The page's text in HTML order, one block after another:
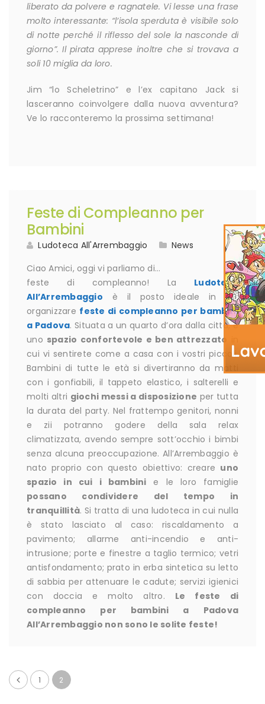
liberato da polvere e ragnatele. Vi lesse una frase
molto interessante: “l’isola sperduta è visibile solo
di notte perché il riflesso del sole la nasconde di
giorno”. Il pirata apprese inoltre che si trovava a
soli 10 miglia da loro.
Jim “lo Scheletrino” e l’ex capitano Jack si
lasceranno coinvolgere dalla nuova avventura?
Ve lo racconteremo la prossima settimana!
Feste di Compleanno per
Bambini
Ludoteca All'Arrembaggio
News
Ciao Amici, oggi vi parliamo di…
feste di compleanno! La Ludoteca
All’Arrembaggio è il posto ideale in cui
organizzare feste di compleanno per bambini
a Padova. Situata a un quarto d’ora dalla città, è
uno spazio confortevole e ben attrezzato
cui vi sentirete come a casa con i vostri piccoli.
Bambini di tutte le età si divertiranno da matti
con i gonfiabili, il tappeto elastico, i salterelli e
molti altri giochi messi a disposizione per tutta
la durata del party. Nel frattempo genitori, nonni
e zii potranno godere della sala relax
climatizzata, avendo sempre sott’occhio i bimbi
senza alcuna preoccupazione. All’Arrembaggio è
nato proprio con questo obiettivo: creare uno
spazio in cui i bambini e le loro famiglie
possano condividere del tempo in
tranquillità. Si tratta di una ludoteca in cui nulla
è stato lasciato al caso: riscaldamento a
pavimento; allarme anti-incendio e anti-
intrusione; porte e finestre a taglio termico; vetri
antisfondamento; prato in erba sintetica su letto
di sabbia per attenuare le cadute; servizi igienici
con doccia e molto altro. Le feste di
compleanno per bambini a Padova
All’Arrembaggio non sono le solite feste!
1 2